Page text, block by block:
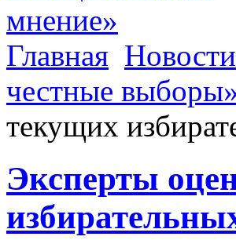
Главная Новости
честные
текущих
Эксперты